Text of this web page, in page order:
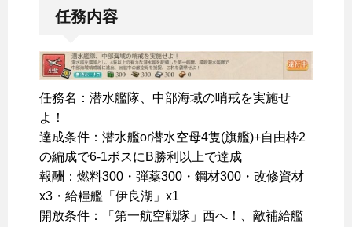
任務内容
任務名：潜水艦隊、中部海域の哨戒を実施せ
よ！
達成条件：潜水艦or潜水空母4隻(旗艦)+自由枠2
の編成で6-1ボスにB勝利以上で達成
報酬：燃料300・弾薬300・鋼材300・改修資材
x3・給糧艦「伊良湖」x1
開放条件：「第一航空戦隊」西へ！、敵補給艦